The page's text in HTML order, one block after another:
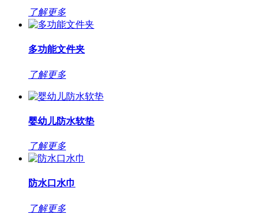
了解更多
多功能文件夹
了解更多
婴幼儿防水软垫
了解更多
防水口水巾
了解更多